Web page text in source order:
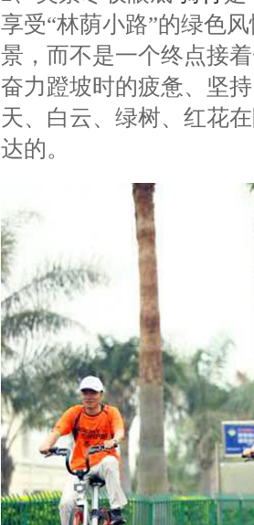
享受“林荫小路”的绿色
景，而不是一个终点接
奋力蹬坡时的疲惫、坚
天、白云、绿树、红花
达的。